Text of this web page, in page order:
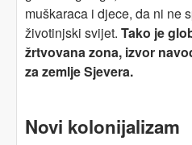
muškaraca i djece, da ni ne
životinjski svijet. Tako je
žrtvovana zona, izvor
za zemlje Sjevera.
Novi kolonijalizam